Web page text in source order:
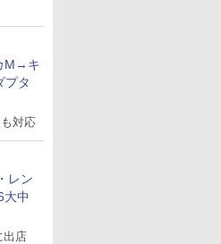
M→キ
プタ
対応
レン
大中
出店